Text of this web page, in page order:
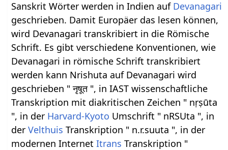
Sanskrit Wörter werden in Indien auf Devanagari
geschrieben. Damit Europäer das lesen können,
wird Devanagari transkribiert in die Römische
Schrift. Es gibt verschiedene Konventionen, wie
Devanagari in römische Schrift transkribiert
werden kann Nrishuta auf Devanagari wird
geschrieben " नृषूत ", in IAST wissenschaftliche
Transkription mit diakritischen Zeichen " nṛṣūta
", in der Harvard-Kyoto Umschrift " nRSUta ", in
derVelthuis Transkription " n.r.suuta ", in der
modernen InternetItrans Transkription "